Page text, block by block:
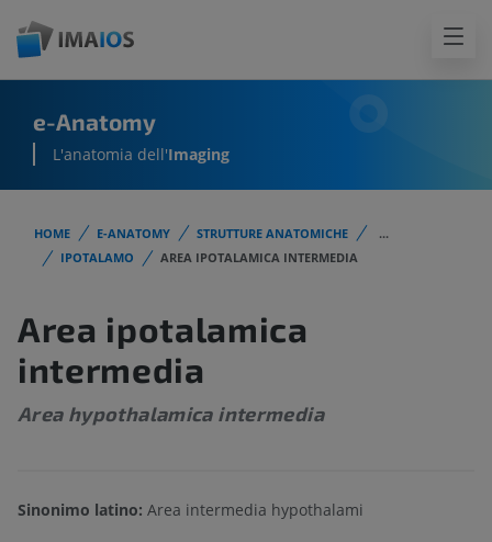
e-Anatomy
L'anatomia dell'Imaging
HOME E-ANATOMY STRUTTURE ANATOMICHE
...
IPOTALAMO
AREA IPOTALAMICA INTERMEDIA
Area ipotalamica
intermedia
Area hypothalamica intermedia
Sinonimo latino: Area intermedia hypothalami